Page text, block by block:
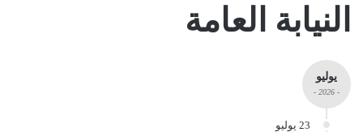
النيابة العامة
يوليو
- 2026 -
23 يوليو